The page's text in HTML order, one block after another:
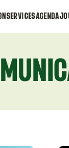
SERVICESAGENDA